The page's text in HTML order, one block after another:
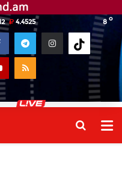
8 o
4.4525